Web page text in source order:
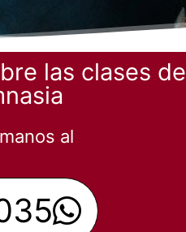
las clases de
al